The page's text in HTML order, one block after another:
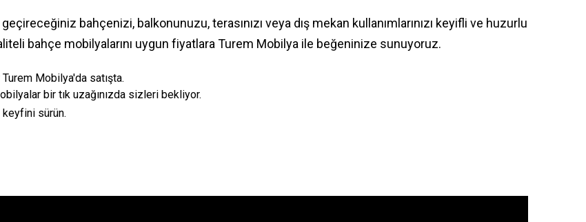
bahçenizi, balkonunuzu, terasınızı veya dış mekan kullanımlarınızı keyifli ve huzurlu
bahçe mobilyalarını uygun fiyatlara Turem Mobilya ile beğeninize sunuyoruz.
Mobilya'da satışta.
bir tık uzağınızda sizleri bekliyor.
sürün.